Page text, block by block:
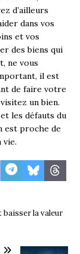
d’ailleurs
dans vos
et vos
des biens qui
ne vous
il est
de faire votre
un bien.
les défauts du
est proche de
la valeur